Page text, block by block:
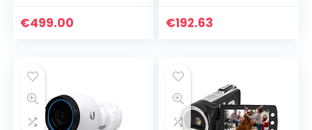
1440P QHD (EU-
€499.00
Dual-Disp
€192.63